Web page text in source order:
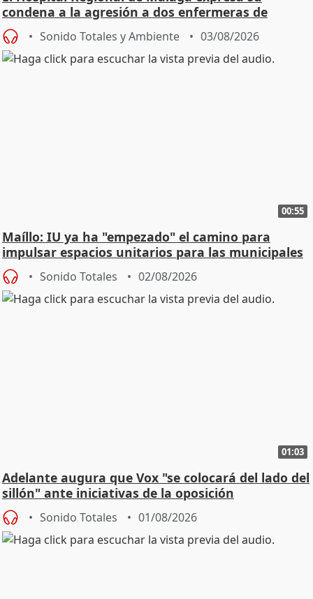
condena a la agresión a dos enfermeras de
Urgencias
Sonido Totales y Ambiente 03/08/2026
00:55
Maíllo: IU ya ha "empezado" el camino para
impulsar espacios unitarios para las municipales
Sonido Totales 02/08/2026
01:03
Adelante augura que Vox "se colocará del lado del
sillón" ante iniciativas de la oposición
Sonido Totales 01/08/2026